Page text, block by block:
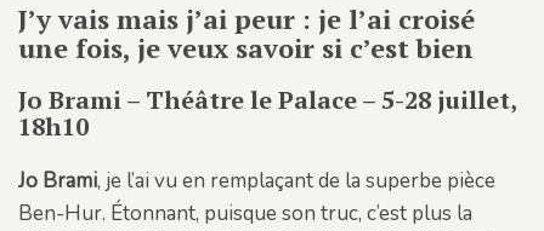
J’y vais mais j’ai peur : je l’ai croisé
une fois, je veux savoir si c’est bien
Jo Brami – Théâtre le Palace – 5-28 juillet,
18h10
Jo Brami, je l’ai vu en remplaçant de la superbe pièce
Ben-Hur. Étonnant, puisque son truc, c’est plus la